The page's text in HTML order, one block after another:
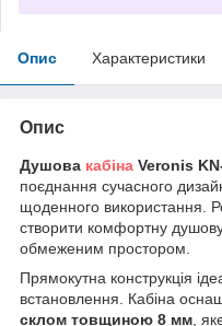
Опис Характеристики
Опис
Душова кабіна Veronis
поєднання сучасного
щоденного використання.
створити комфортну душову
обмеженим простором.
Прямокутна конструкція
встановлення. Кабіна
склом товщиною 8 мм ,